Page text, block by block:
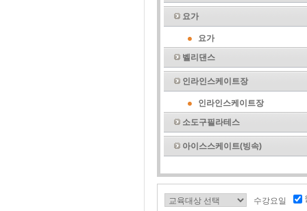
요가
요가
벨리댄스
인라인스케이트장
인라인스케이트장
소도구필라테스
아이스스케이트(빙속)
수강요일